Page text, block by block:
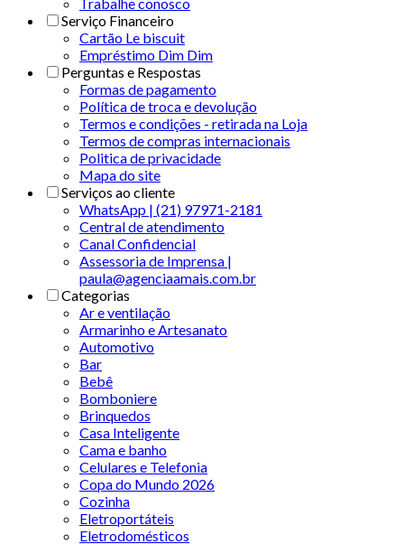
Serviço Financeiro
Cartão Le biscuit
Empréstimo Dim Dim
Perguntas e Respostas
Formas de pagamento
Política de troca e devolução
Termos e condições - retirada na Loja
Termos de compras internacionais
Politica de privacidade
Mapa do site
Serviços ao cliente
WhatsApp | (21) 97971-2181
Central de atendimento
Canal Confidencial
Assessoria de Imprensa |
paula@agenciaamais.com.br
Categorias
Ar e ventilação
Armarinho e Artesanato
Automotivo
Bar
Bebê
Bomboniere
Brinquedos
Casa Inteligente
Cama e banho
Celulares e Telefonia
Copa do Mundo 2026
Cozinha
Eletroportáteis
Eletrodomésticos